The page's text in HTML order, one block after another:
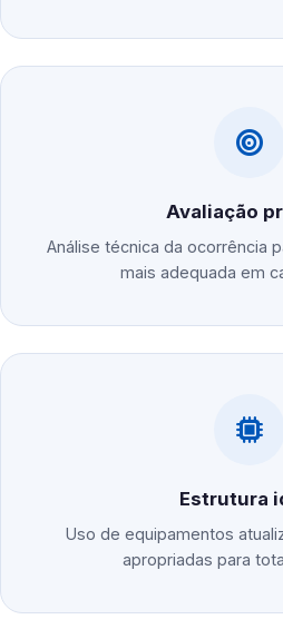
Avaliação
Análise técnica da ocorrência
mais adequada em
Estrutura
Uso de equipamentos
apropriadas para